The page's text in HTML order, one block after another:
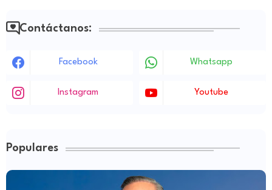
Contáctanos:
Facebook Whatsapp
Instagram Youtube
Populares